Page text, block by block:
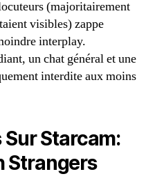
(majoritairement
visibles) zappe
interplay.
un chat général et une
interdite aux moins
Starcam:
Strangers